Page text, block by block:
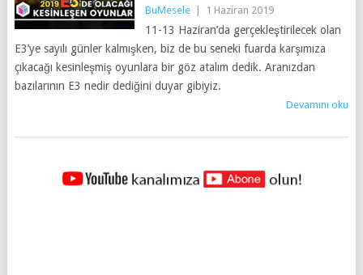
BuMesele 1 Haziran 2019
11-13 Haziran’da gerçekleştirilecek olan
E3’ye sayılı günler kalmışken, biz de bu seneki fuarda karşımıza
çıkacağı kesinleşmiş oyunlara bir göz atalım dedik. Aranızdan
bazılarının E3 nedir dediğini duyar gibiyiz.
Devamını oku
YAZILAR